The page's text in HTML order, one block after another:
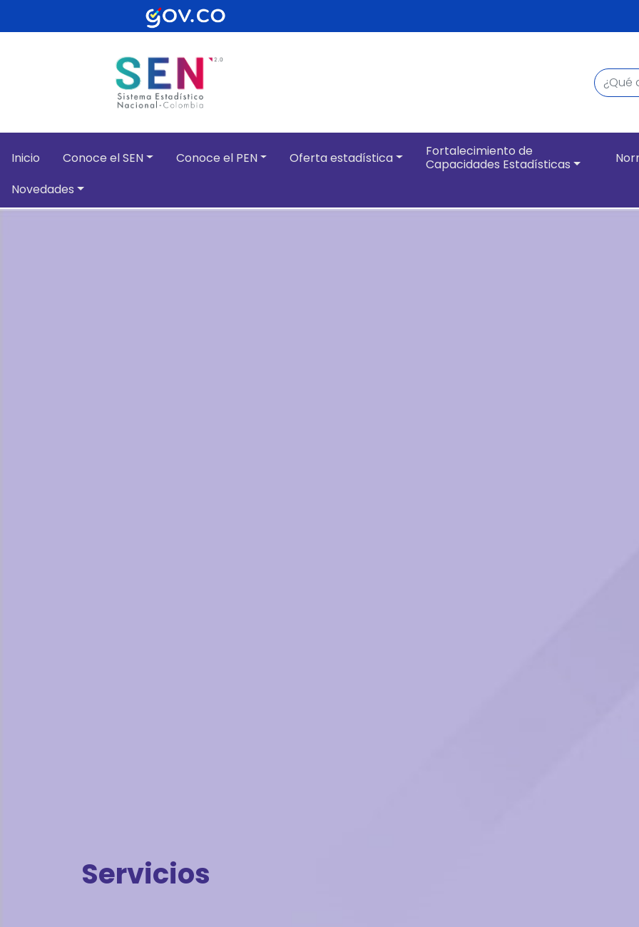
Pasar al contenido principal
Buscar
Navegación
Inicio Conoce el SEN Conoce el PEN Oferta estadística
Fortalecimiento de
Capacidades Estadísticas
Novedades
Servicios